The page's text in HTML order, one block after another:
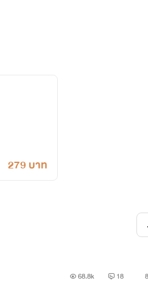
จ้านายยิ่งชีพชอบทำมากกว่าพูดฉ
279 บาท
68.8k 18